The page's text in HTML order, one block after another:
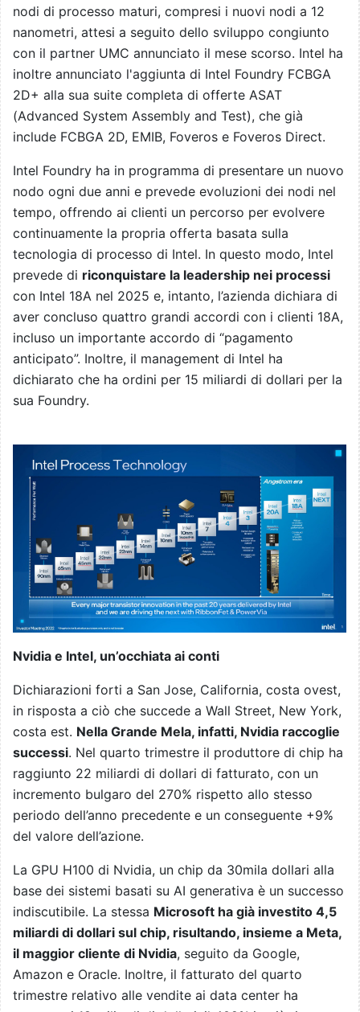
nodi di processo maturi, compresi i nuovi nodi a 12
nanometri, attesi a seguito dello sviluppo congiunto
con il partner UMC annunciato il mese scorso. Intel ha
inoltre annunciato l'aggiunta di Intel Foundry FCBGA
2D+ alla sua suite completa di offerte ASAT
(Advanced System Assembly and Test), che già
include FCBGA 2D, EMIB, Foveros e Foveros Direct.
Intel Foundry ha in programma di presentare un nuovo
nodo ogni due anni e prevede evoluzioni dei nodi nel
tempo, offrendo ai clienti un percorso per evolvere
continuamente la propria offerta basata sulla
tecnologia di processo di Intel. In questo modo, Intel
prevede di riconquistare la leadership nei processi
con Intel 18A nel 2025 e, intanto, l’azienda dichiara di
aver concluso quattro grandi accordi con i clienti 18A,
incluso un importante accordo di “pagamento
anticipato”. Inoltre, il management di Intel ha
dichiarato che ha ordini per 15 miliardi di dollari per la
sua Foundry.
Nvidia e Intel, un’occhiata ai conti
Dichiarazioni forti a San Jose, California, costa ovest,
in risposta a ciò che succede a Wall Street, New York,
costa est. Nella Grande Mela, infatti, Nvidia raccoglie
successi. Nel quarto trimestre il produttore di chip ha
raggiunto 22 miliardi di dollari di fatturato, con un
incremento bulgaro del 270% rispetto allo stesso
periodo dell’anno precedente e un conseguente +9%
del valore dell’azione.
La GPU H100 di Nvidia, un chip da 30mila dollari alla
base dei sistemi basati su AI generativa è un successo
indiscutibile. La stessa Microsoft ha già investito 4,5
miliardi di dollari sul chip, risultando, insieme a Meta,
il maggior cliente di Nvidia, seguito da Google,
Amazon e Oracle. Inoltre, il fatturato del quarto
trimestre relativo alle vendite ai data center ha